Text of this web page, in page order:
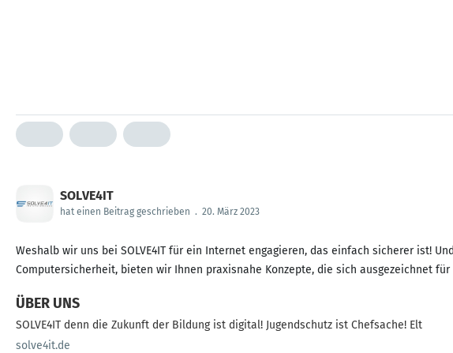
SOLVE4IT
hat einen Beitrag geschrieben . 20. März 2023
Weshalb wir uns bei SOLVE4IT für ein Internet engagieren, das einfach sicherer ist!
Computersicherheit, bieten wir Ihnen praxisnahe Konzepte, die sich ausgezeichnet
ÜBER UNS
SOLVE4IT denn die Zukunft der Bildung ist digital! Jugendschutz ist Chefsache! Elt
solve4it.de